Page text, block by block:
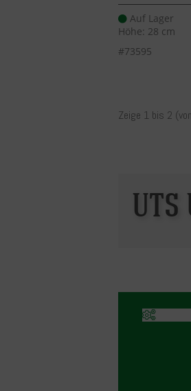
Auf Lager
Höhe: 28 cm
#73595
Zeige 1 bis 2